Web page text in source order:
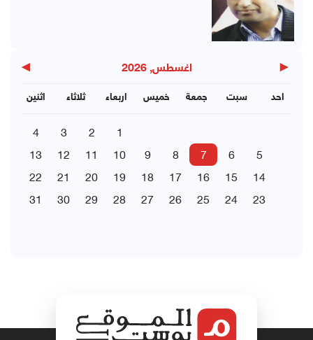
◀ اغسطس, 2026 ▶
اثنين ثلاثاء اربعاء خميس جمعة سبت احد
1
2
3
4
5
6
7
8
9
10
11
12
13
14
15
16
17
18
19
20
21
22
23
24
25
26
27
28
29
30
31